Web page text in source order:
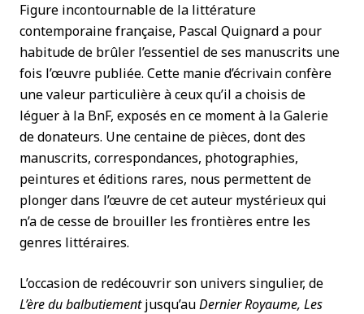
Figure incontournable de la littérature
contemporaine française, Pascal Quignard a pour
habitude de brûler l’essentiel de ses manuscrits une
fois l’œuvre publiée. Cette manie d’écrivain confère
une valeur particulière à ceux qu’il a choisis de
léguer à la BnF, exposés en ce moment à la Galerie
de donateurs. Une centaine de pièces, dont des
manuscrits, correspondances, photographies,
peintures et éditions rares, nous permettent de
plonger dans l’œuvre de cet auteur mystérieux qui
n’a de cesse de brouiller les frontières entre les
genres littéraires.
L’occasion de redécouvrir son univers singulier, de
L’ère du balbutiementjusqu’auDernier Royaume, Les